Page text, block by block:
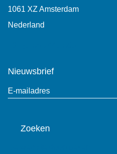
1061 XZ Amsterdam
Nederland
Nieuwsbrief
E-mailadres
Zoeken